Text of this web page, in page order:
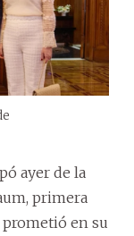
ayer de la
primera
en su